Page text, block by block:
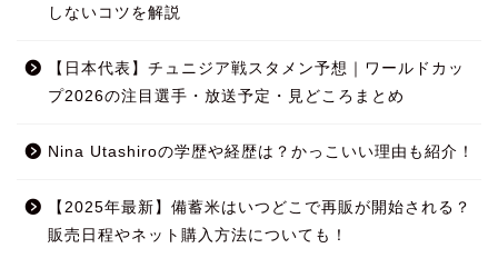
しないコツを解説
【日本代表】チュニジア戦スタメン予想｜ワールドカッ
プ2026の注目選手・放送予定・見どころまとめ
Nina Utashiroの学歴や経歴は？かっこいい理由も紹介！
【2025年最新】備蓄米はいつどこで再販が開始される？
販売日程やネット購入方法についても！